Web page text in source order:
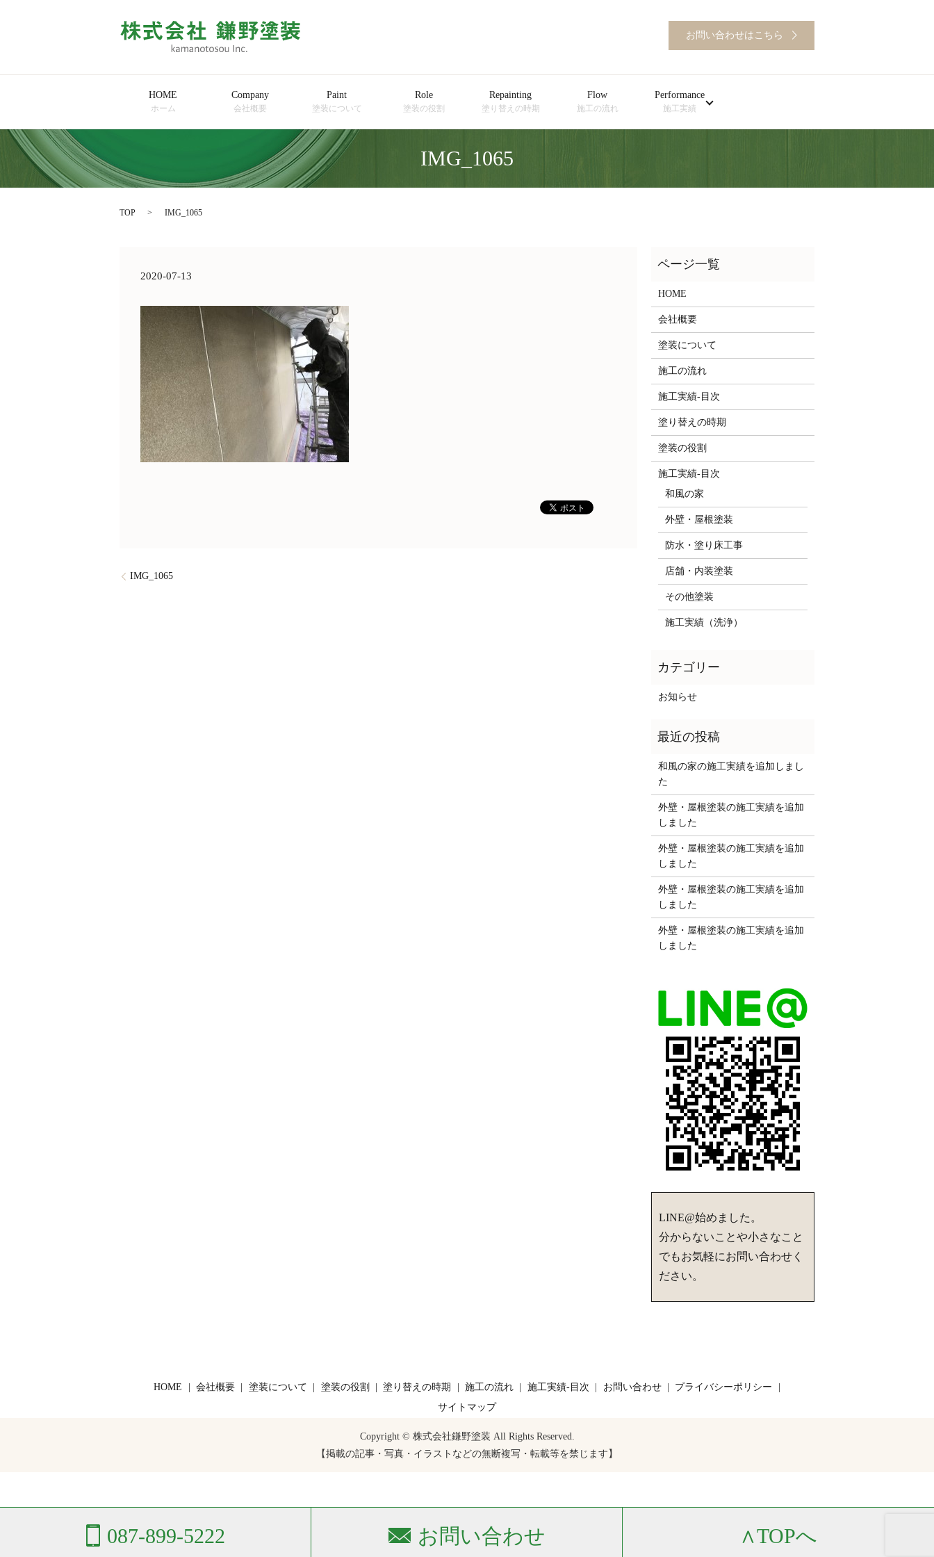
お問い合わせはこちら
HOME
ホーム
Company
会社概要
Paint
塗装について
Role
塗装の役割
Repainting
塗り替えの時期
Flow
施工の流れ
Performance
施工実績
IMG_1065
TOP IMG_1065
2020-07-13
IMG_1065
HOME
会社概要
塗装について
施工の流れ
施工実績-目次
塗り替えの時期
塗装の役割
施工実績-目次
和風の家
外壁・屋根塗装
防水・塗り床工事
店舗・内装塗装
その他塗装
施工実績（洗浄）
お知らせ
和風の家の施工実績を追加しまし
た
外壁・屋根塗装の施工実績を追加
しました
外壁・屋根塗装の施工実績を追加
しました
外壁・屋根塗装の施工実績を追加
しました
外壁・屋根塗装の施工実績を追加
しました
LINE@始めました。
分からないことや小さなこと
でもお気軽にお問い合わせく
ださい。
087-899-5222 お問い合わせ ∧TOPへ
HOME 会社概要 塗装について 塗装の役割 塗り替えの時期 施工の流れ 施工実績-目次 お問い合わせ
プライバシーポリシー
サイトマップ
Copyright © 株式会社鎌野塗装 All Rights Reserved.
【掲載の記事・写真・イラストなどの無断複写・転載等を禁じます】